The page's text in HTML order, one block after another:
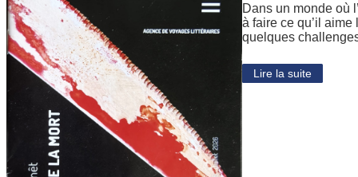
Dans un monde où
à faire ce qu’il
quelques
Lire la suite